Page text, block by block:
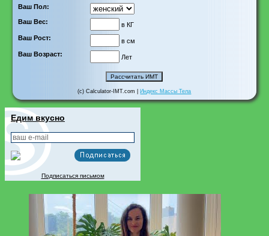
Ваш Пол:
Ваш Вес:
в КГ
Ваш Рост:
в см
Ваш Возраст:
Лет
(c) Calculator-IMT.com | Индекс Массы Тела
Едим вкусно
Подписаться письмом